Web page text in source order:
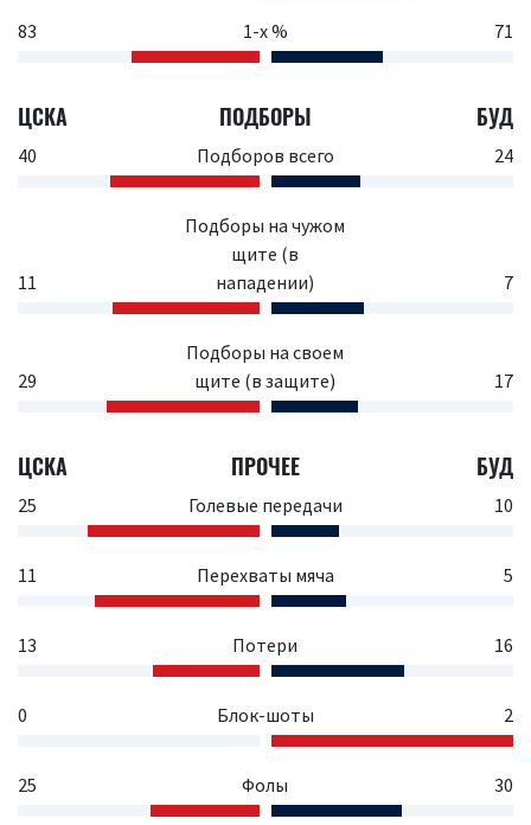
83 1-х % 71
ЦСКА ПОДБОРЫ БУД
40 Подборов всего 24
11
Подборы на чужом
щите (в
нападении)
7
29
Подборы на своем
щите (в защите)
17
ЦСКА ПРОЧЕЕ БУД
25 Голевые передачи 10
11 Перехваты мяча 5
13 Потери 16
0 Блок-шоты 2
25 Фолы 30